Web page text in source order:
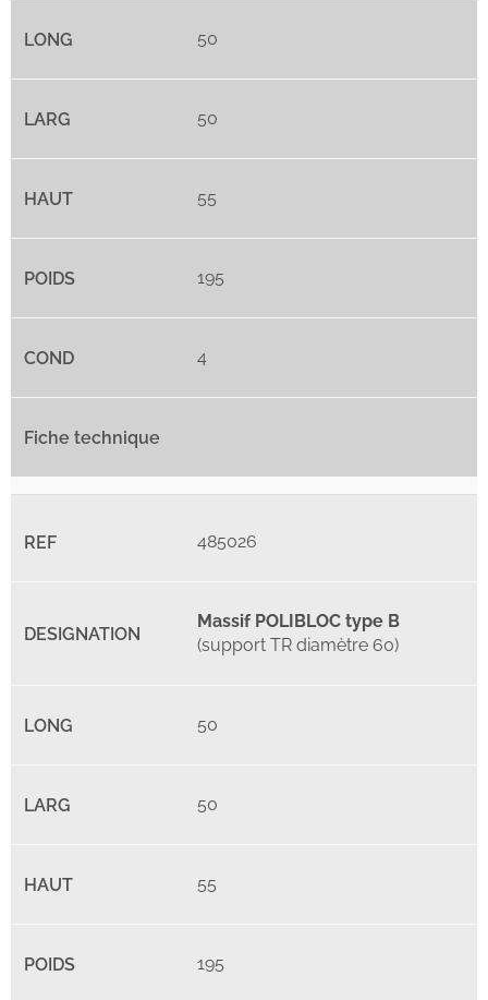
50
50
55
195
4
485026
Massif POLIBLOC type B
(support TR diamètre 60)
50
50
55
195